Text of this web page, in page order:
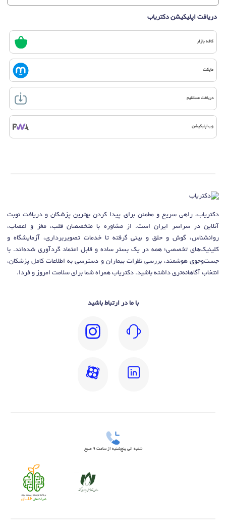
دریافت اپلیکیشن دکتریاب
کافه بازار
مایکت
دریافت مستقیم
وب‌اپلیکیشن
دکتریاب، راهی سریع و مطمئن برای پیدا کردن بهترین پزشکان و دریافت نوبت
آنلاین در سراسر ایران است. از مشاوره با متخصصان قلب، مغز و اعصاب،
روانشناس، گوش و حلق و بینی گرفته تا خدمات تصویربرداری، آزمایشگاه و
کلینیک‌های تخصصی؛ همه در یک بستر ساده و قابل اعتماد گردآوری شده‌اند. با
جست‌وجوی هوشمند، بررسی نظرات بیماران و دسترسی به اطلاعات کامل پزشکان،
انتخاب آگاهانه‌تری داشته باشید. دکتریاب همراه شما برای سلامت امروز و فردا.
با ما در ارتباط باشید
شنبه الی پنج‌شنبه از ساعت 9 صبح